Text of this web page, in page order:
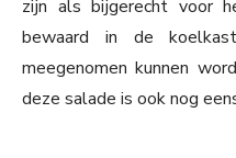
zijn als bijgerecht voor
bewaard in de
meegenomen kunnen
deze salade is ook nog